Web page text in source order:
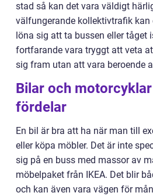
stad så kan det vara väldigt
välfungerande kollektivtrafik kan
löna sig att ta bussen eller tåget
fortfarande vara tryggt att veta
sig fram utan att vara beroende
Bilar och
fördelar
En bil är bra att ha när man till
eller köpa möbler. Det är inte
sig på en buss med massor av
möbelpaket från IKEA. Det blir
och kan även vara vägen för